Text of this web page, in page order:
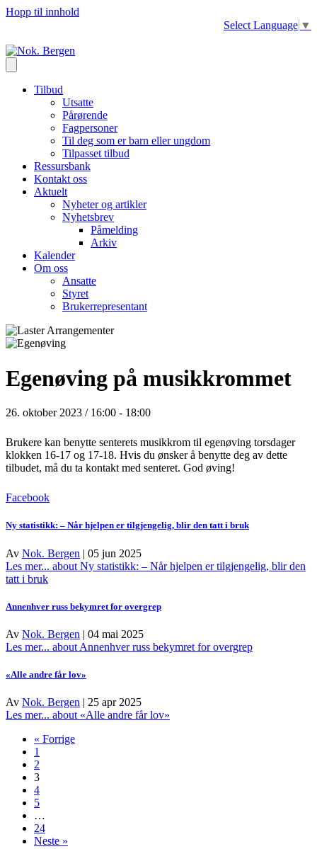
Hopp til innhold
Select Language ▼
Tilbud
Utsatte
Pårørende
Fagpersoner
Til deg som er barn eller ungdom
Tilpasset tilbud
Ressursbank
Kontakt oss
Aktuelt
Nyheter og artikler
Nyhetsbrev
Påmelding
Arkiv
Kalender
Om oss
Ansatte
Styret
Brukerrepresentant
Egenøving på musikkrommet
26. oktober 2023 / 16:00 - 18:00
Brukere kan benytte senterets musikkrom til egenøving torsdager
klokken 16-17 og 17-18. Hvis du ønsker å benytte deg av dette
tilbudet, må du ta kontakt med senteret. God øving!
Facebook
Ny statistikk: – Når hjelpen er tilgjengelig, blir den tatt i bruk
Av Nok. Bergen | 05 jun 2025
Les mer... about Ny statistikk: – Når hjelpen er tilgjengelig, blir den
tatt i bruk
Annenhver russ bekymret for overgrep
Av Nok. Bergen | 04 mai 2025
Les mer... about Annenhver russ bekymret for overgrep
«Alle andre får lov»
Av Nok. Bergen | 25 apr 2025
Les mer... about «Alle andre får lov»
« Forrige
1
2
3
4
5
…
24
Neste »